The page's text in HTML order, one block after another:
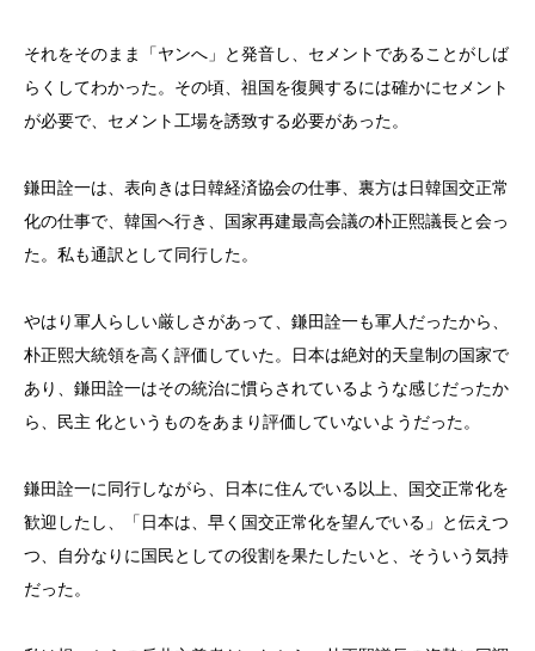
それをそのまま「ヤンへ」と発音し、セメントであることがしば
らくしてわかった。その頃、祖国を復興するには確かにセメント
が必要で、セメント工場を誘致する必要があった。
鎌田詮一は、表向きは日韓経済協会の仕事、裏方は日韓国交正常
化の仕事で、韓国へ行き、国家再建最高会議の朴正熙議長と会っ
た。私も通訳として同行した。
やはり軍人らしい厳しさがあって、鎌田詮一も軍人だったから、
朴正熙大統領を高く評価していた。日本は絶対的天皇制の国家で
あり、鎌田詮一はその統治に慣らされているような感じだったか
ら、民主 化というものをあまり評価していないようだった。
鎌田詮一に同行しながら、日本に住んでいる以上、国交正常化を
歓迎したし、「日本は、早く国交正常化を望んでいる」と伝えつ
つ、自分なりに国民としての役割を果たしたいと、そういう気持
だった。